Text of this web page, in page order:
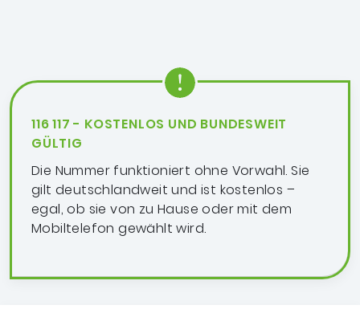
116 117 - KOSTENLOS UND BUNDESWEIT
GÜLTIG
Die Nummer funktioniert ohne Vorwahl. Sie
gilt deutschlandweit und ist kostenlos –
egal, ob sie von zu Hause oder mit dem
Mobiltelefon gewählt wird.